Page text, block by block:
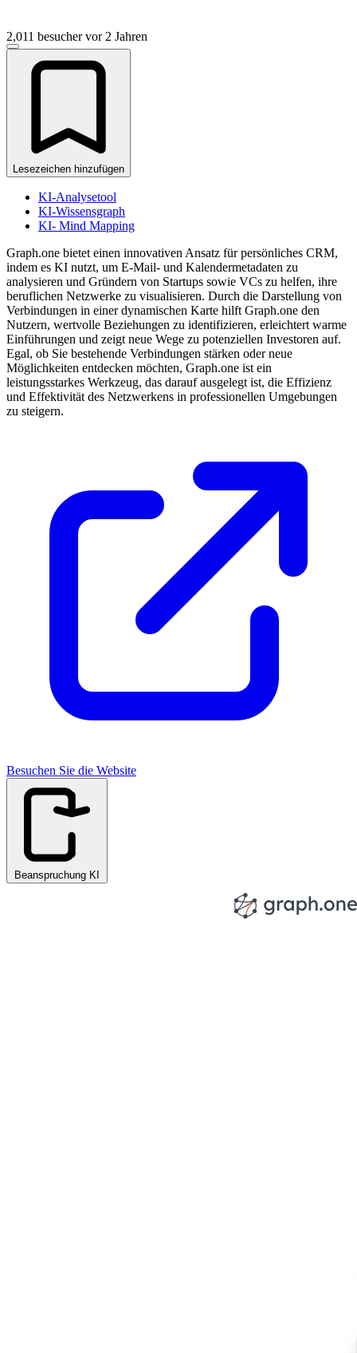
2,011 besucher vor 2 Jahren
Lesezeichen hinzufügen
KI-Analysetool
KI-Wissensgraph
KI- Mind Mapping
Graph.one bietet einen innovativen Ansatz für persönliches CRM,
indem es KI nutzt, um E-Mail- und Kalendermetadaten zu
analysieren und Gründern von Startups sowie VCs zu helfen, ihre
beruflichen Netzwerke zu visualisieren. Durch die Darstellung von
Verbindungen in einer dynamischen Karte hilft Graph.one den
Nutzern, wertvolle Beziehungen zu identifizieren, erleichtert warme
Einführungen und zeigt neue Wege zu potenziellen Investoren auf.
Egal, ob Sie bestehende Verbindungen stärken oder neue
Möglichkeiten entdecken möchten, Graph.one ist ein
leistungsstarkes Werkzeug, das darauf ausgelegt ist, die Effizienz
und Effektivität des Netzwerkens in professionellen Umgebungen
zu steigern.
Besuchen Sie die Website
Beanspruchung KI